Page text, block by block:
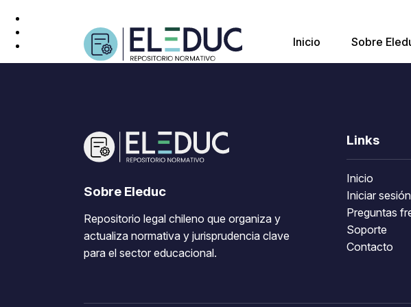
Inicio Sobre
Sobre Eleduc
Repositorio legal chileno que organiza y
actualiza normativa y jurisprudencia clave
para el sector educacional.
Links
Inicio
Iniciar sesión
Preguntas
Soporte
Contacto